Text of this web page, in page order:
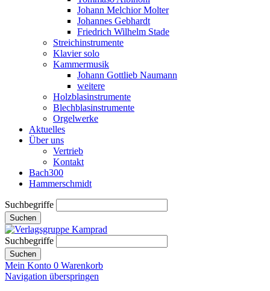
Johann Melchior Molter
Johannes Gebhardt
Friedrich Wilhelm Stade
Streichinstrumente
Klavier solo
Kammermusik
Johann Gottlieb Naumann
weitere
Holzblasinstrumente
Blechblasinstrumente
Orgelwerke
Aktuelles
Über uns
Vertrieb
Kontakt
Bach300
Hammerschmidt
Suchbegriffe
Suchen
Suchbegriffe
Suchen
Mein Konto 0 Warenkorb
Navigation überspringen